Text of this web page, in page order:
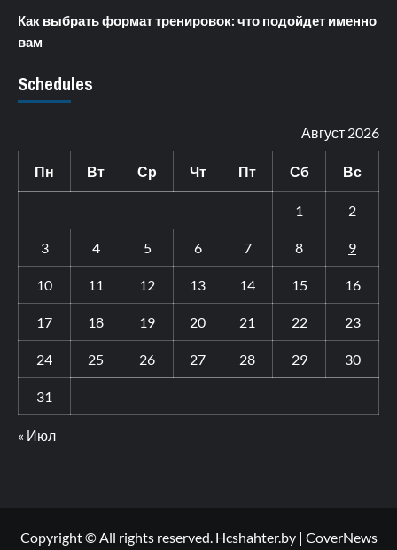
Как выбрать формат тренировок: что подойдет именно
вам
Schedules
Август 2026
Пн Вт Ср Чт Пт Сб Вс
1 2
3 4 5 6 7 8 9
10 11 12 13 14 15 16
17 18 19 20 21 22 23
24 25 26 27 28 29 30
31
« Июл
Copyright © All rights reserved. Hcshahter.by | CoverNews